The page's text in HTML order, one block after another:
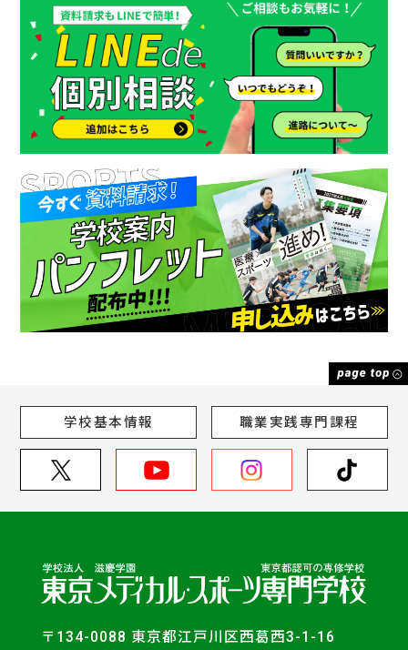
学校基本情報 職業実践専門課程
〒134-0088 東京都江戸川区西葛西3-1-16